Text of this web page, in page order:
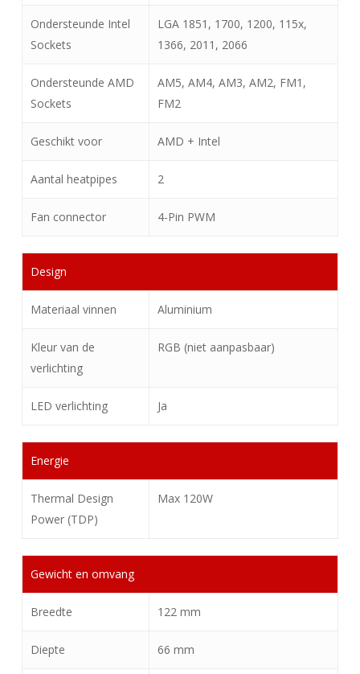
Ondersteunde Intel
Sockets
LGA 1851, 1700, 1200, 115x,
1366, 2011, 2066
Ondersteunde AMD
Sockets
AM5, AM4, AM3, AM2, FM1,
FM2
Geschikt voor AMD + Intel
Aantal heatpipes 2
Fan connector 4-Pin PWM
Design
Materiaal vinnen Aluminium
Kleur van de
verlichting
RGB (niet aanpasbaar)
LED verlichting Ja
Energie
Thermal Design
Power (TDP)
Max 120W
Gewicht en omvang
Breedte 122 mm
Diepte 66 mm